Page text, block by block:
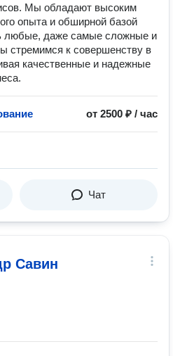
Мы обладают высоким
опыта и обширной базой
любые, даже самые сложные и
стремимся к совершенству в
качественные и надежные
от 2500 ₽ / час
Чат
Савин